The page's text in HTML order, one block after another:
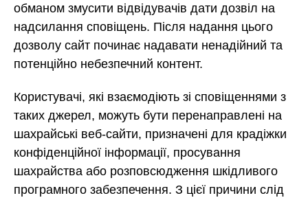
обманом змусити відвідувачів дати дозвіл на
надсилання сповіщень. Після надання цього
дозволу сайт починає надавати ненадійний та
потенційно небезпечний контент.
Користувачі, які взаємодіють зі сповіщеннями з
таких джерел, можуть бути перенаправлені на
шахрайські веб-сайти, призначені для крадіжки
конфіденційної інформації, просування
шахрайства або розповсюдження шкідливого
програмного забезпечення. З цієї причини слід